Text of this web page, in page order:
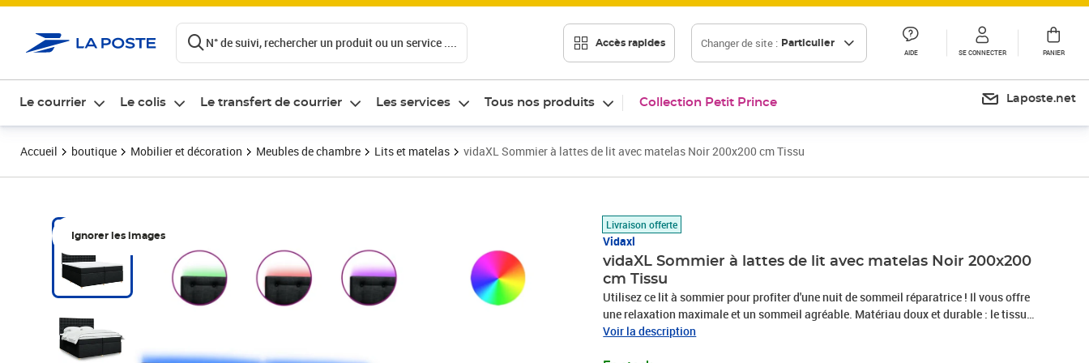
N° de suivi, rechercher un produit ou un service .... Accès rapides Changer de site : Particulier
AIDE SE CONNECTER PANIER
Le courrier Le colis Le transfert de courrier Les services Tous nos produits Collection Petit Prince Laposte.net
Accueil boutique Mobilier et décoration Meubles de chambre Lits et matelas vidaXL Sommier à lattes de lit avec matelas Noir 200x200 cm Tissu
Ignorer les images
Livraison offerte
Vidaxl
vidaXL Sommier à lattes de lit avec matelas Noir 200x200
cm Tissu
Utilisez ce lit à sommier pour profiter d'une nuit de sommeil réparatrice ! Il vous offre
une relaxation maximale et un sommeil agréable. Matériau doux et durable : le tissu
en polyester allie douceur, respirabilité et durabilité, vous garantissant un confort et
Voir la description
Prix 821,99€